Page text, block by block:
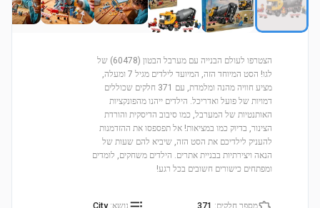
הצטרפו לעולם הבנייה עם מערבל הבטון (60478) של
לגו! הסט המיוחד הזה, המיועד לילדים מגיל 7 ומעלה,
מציע חוויה מהנה ומלמדת, עם 371 חלקים שכוללים
דמויות של פועל ואדריכל. הילדים ייהנו מהפונקציות
האותנטיות של המערבל, כמו סיבוב הדיסקית והורדת
הצינור, בדיוק כמו במציאות! אל תפספסו את ההזדמנות
להעניק לילדיכם את הסט הזה, שיביא להם שעות של
הנאה ויצירתיות בבניית אתרים. הילדים משחקים, לומדים
ומפתחים כישורים חשובים בכל רגע!
מספר חלקים:
371 נושא:
City